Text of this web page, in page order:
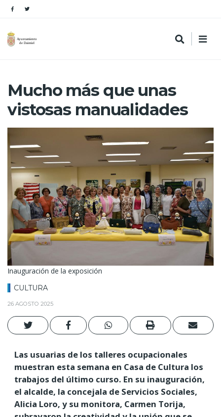
Mucho más que unas
vistosas manualidades
Inauguración de la exposición
CULTURA
26 AGOSTO 2025
Las usuarias de los talleres ocupacionales
muestran esta semana en Casa de Cultura los
trabajos del último curso. En su inauguración,
el alcalde, la concejala de Servicios Sociales,
Alicia Loro, y su monitora, Carmen Torija,